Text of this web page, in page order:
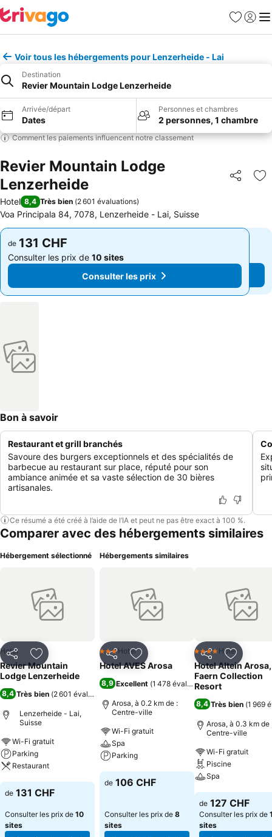
Favoris
Se
Voir tous les hébergements pour Lenzerheide - Lai
Destination
Revier Mountain Lodge Lenzerheide
Arrivée/départ
Dates
Personnes et chambres
2 personnes, 1 chambre
Comment les paiements influencent notre classement
Revier Mountain Lodge
Lenzerheide
Partager
Hotel 8,4 Très bien (2 601 évaluations)
Voa Principala 84, 7078, Lenzerheide - Lai, Suisse
de 131 CHF
Consulter les prix de 10 sites
Consulter les prix
de 131 CHF
Consulter les prix de 10 sites
Consulter les prix
Bon à savoir
Restaurant et grill branchés
Savoure des burgers exceptionnels et des spécialités de
barbecue au restaurant sur place, réputé pour son
ambiance animée et sa vaste sélection de 30 bières
artisanales.
Ce résumé a été créé à l’aide de l’IA et peut ne pas être exact à 100 %.
Comparer avec des hébergements similaires
Hébergement sélectionné
PartagerAjouter à mes favoris
Hotel
Revier Mountain
Lodge Lenzerheide
8,4 Très bien (2 601 évaluations
Lenzerheide - Lai,
Suisse
Wi-Fi gratuit
Parking
Restaurant
Consulter les prix
de 131 CHF
Consulter les prix de 10
sites
Hébergements similaires
PartagerAjouter à mes favoris
3 ÉtoilesHotel
Hotel AVES Arosa
8,9 Excellent (1 478 évaluations)
Arosa, à 0.2 km de :
Centre-ville
Wi-Fi gratuit
Spa
Parking
Consulter les prix
de 106 CHF
Consulter les prix de 8
sites
PartagerAjouter
4 ÉtoilesHotel
Hotel Altein
Faern Collection
Resort
8,4 Très bien (1 969
Arosa, à 0.3 km de
Centre-ville
Wi-Fi gratuit
Piscine
Spa
Consulter les
de 127 CHF
Consulter les prix de
sites